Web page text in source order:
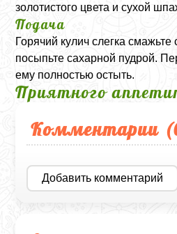
золотистого цвета и сухой
Подача
Горячий кулич слегка
посыпьте сахарной пудрой.
ему полностью остыть.
Приятного
Комментарии (
Добавить комментарий